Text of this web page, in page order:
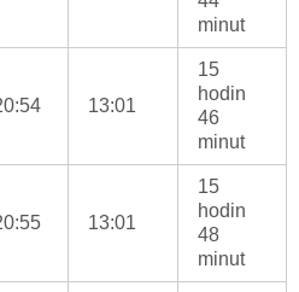
minut
13:01
15
hodin
46
minut
13:01
15
hodin
48
minut